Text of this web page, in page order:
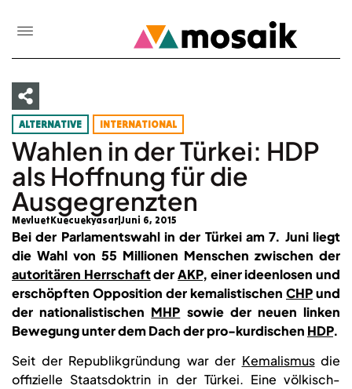
ALTERNATIVE INTERNATIONAL
Wahlen in der Türkei: HDP
als Hoffnung für die
Ausgegrenzten
MevluetKuecuekyasar Juni 6, 2015
Bei der Parlamentswahl in der Türkei am 7. Juni liegt
die Wahl von 55 Millionen Menschen zwischen der
autoritären HerrschaftderAKP, einer ideenlosen und
erschöpften Opposition der kemalistischen CHPund
der nationalistischen MHP sowie der neuen linken
Bewegung unter dem Dach der pro-kurdischen HDP.
Seit der Republikgründung war der Kemalismusdie
offizielle Staatsdoktrin in der Türkei. Eine völkisch-